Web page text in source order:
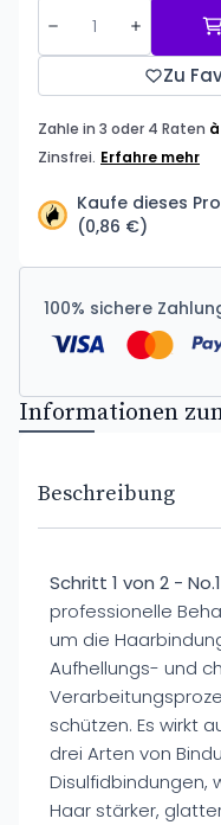
Zu
Kaufe dieses
(0,86 €)
100% sichere
Informationen
Beschreibung
Schritt 1 von 2 -
professionelle
um die
Aufhellungs- und
schützen. Es wirkt
drei Arten von
Disulfidbindungen,
Haar stärker,